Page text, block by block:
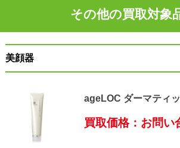
その他の買取対象
美顔器
ageLOC ダーマティ
買取価格：お問い